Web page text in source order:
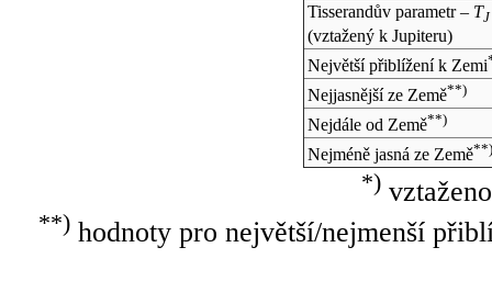
Tisserandův parametr – TJ
(vztažený k Jupiteru)
Největší přiblížení k Zemi
Nejjasnější ze Země**)
Nejdále od Země**)
Nejméně jasná ze Země**)
*)
**)hodnoty pro největší/nejmenší